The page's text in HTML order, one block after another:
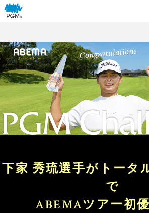
下家 秀琉選手がトータ
で
ABEMAツアー初